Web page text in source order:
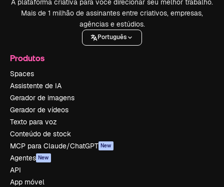
A plataforma criativa para você direcionar seu melhor trabalho.
Mais de 1 milhão de assinantes entre criativos, empresas,
agências e estúdios.
Português
Produtos
Spaces
Assistente de IA
Gerador de imagens
Gerador de vídeos
Texto para voz
Conteúdo de stock
MCP para Claude/ChatGPT New
Agentes New
API
App móvel